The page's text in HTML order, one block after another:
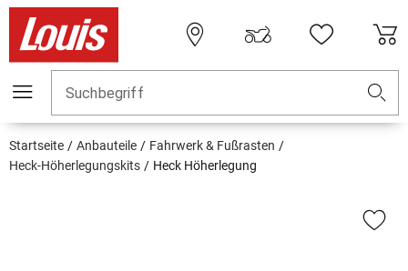
Suchbegriff
Startseite Anbauteile
Fahrwerk & Fußrasten
Heck-Höherlegungskits
Heck Höherlegung